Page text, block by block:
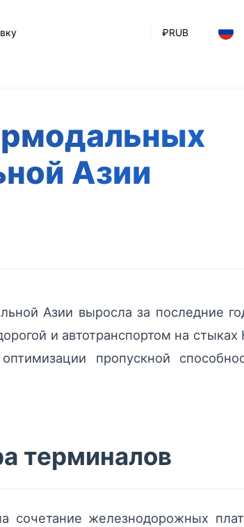
₽RUB
Азии
Азии выросла за последние
и автотранспортом на стыках
пропускной
терминалов
сочетание железнодорожных